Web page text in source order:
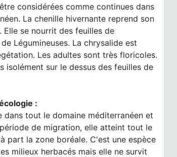
considérées comme continues dans
La chenille hivernante reprend son
se nourrit des feuilles de
Légumineuses. La chrysalide est
Les adultes sont très floricoles.
isolément sur le dessus des feuilles de
:
dans tout le domaine méditerranéen et
de migration, elle atteint tout le
part la zone boréale. C'est une espèce
milieux herbacés mais elle ne survit